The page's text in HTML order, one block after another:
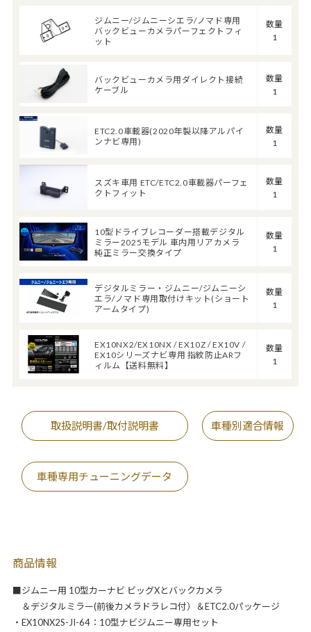
ジムニー/ジムニーシエラ/ノマド専用
バックビューカメラパーフェクトフィ
ット
数量
1
バックビューカメラ用ダイレクト接続
ケーブル
数量
1
ETC2.0車載器(2020年製以降アルパイ
ンナビ専用)
数量
1
スズキ車用 ETC/ETC2.0車載器パーフェ
クトフィット
数量
1
10型ドライブレコーダー搭載デジタル
ミラー2025モデル 車内用リアカメラ
純正ミラー交換タイプ
数量
1
デジタルミラー・ジムニー/ジムニーシ
エラ/ノマド専用取付けキット(ショート
アームタイプ)
数量
1
EX10NX2/EX10NX / EX10Z / EX10V /
EX10シリーズナビ専用 指紋防止ARフ
ィルム【送料無料】
数量
1
取扱説明書/取付説明書 車種別適合情報
車種専用チューニングデータ
商品情報
■ジムニー用 10型カーナビ ビッグXとバックカメラ
＆デジタルミラー(前後カメラドラレコ付）＆ETC2.0パッケージ
・EX10NX2S-JI-64：10型ナビジムニー専用セット